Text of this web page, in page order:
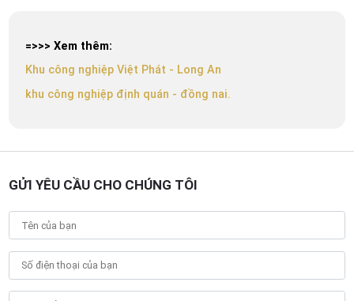
=>>> Xem thêm:
Khu công nghiệp Việt Phát - Long An
khu công nghiệp định quán - đồng nai.
GỬI YÊU CẦU CHO CHÚNG TÔI